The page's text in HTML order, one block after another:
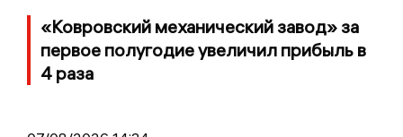
«Ковровский механический завод» за
первое полугодие увеличил прибыль в
4 раза